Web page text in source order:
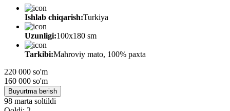
Ishlab chiqarish:Turkiya
Uzunligi:100x180 sm
Tarkibi:Mahroviy mato, 100% paxta
220 000 so'm
160 000 so'm
Buyurtma berish
98 marta soltildi